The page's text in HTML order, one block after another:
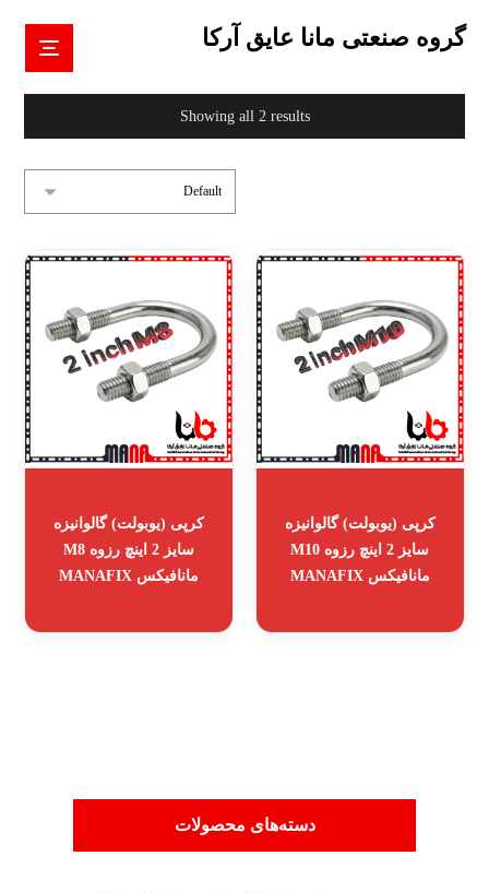
گروه صنعتی مانا عایق آرکا
Showing all 2 results
کرپی (یوبولت) گالوانیزه
سایز 2 اینچ رزوه M10
مانافیکس MANAFIX
کرپی (یوبولت) گالوانیزه
سایز 2 اینچ رزوه M8
مانافیکس MANAFIX
دسته‌های محصولات